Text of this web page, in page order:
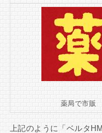
薬局で市販
上記のように「ベルタ